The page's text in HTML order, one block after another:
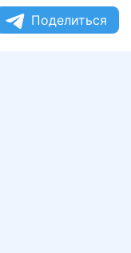
Поделиться